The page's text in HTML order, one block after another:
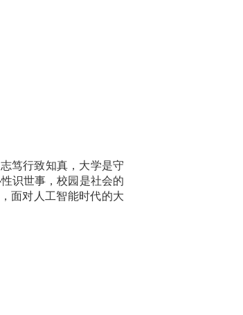
笃行致知真，大学是守
识世事，校园是社会的
面对人工智能时代的大